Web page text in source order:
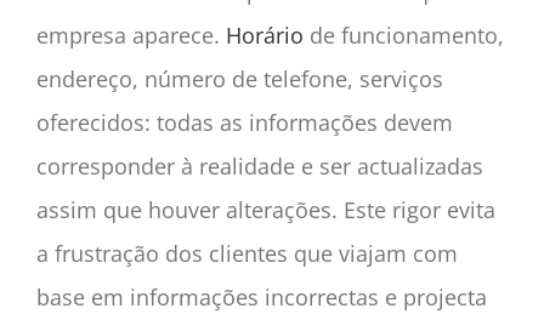
empresa aparece. Horário de funcionamento,
endereço, número de telefone, serviços
oferecidos: todas as informações devem
corresponder à realidade e ser actualizadas
assim que houver alterações. Este rigor evita
a frustração dos clientes que viajam com
base em informações incorrectas e projecta